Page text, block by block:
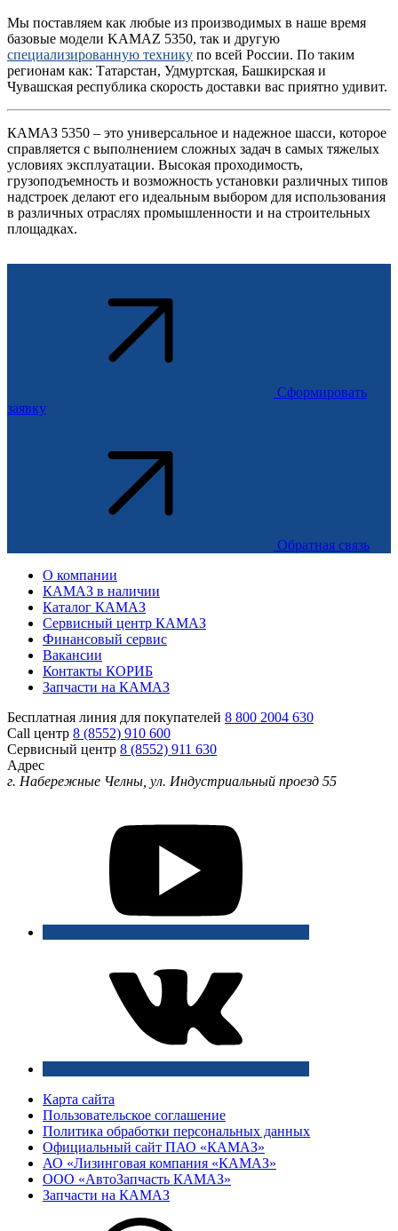
Мы поставляем как любые из производимых в наше время
базовые модели KAMAZ 5350, так и другую
специализированную технику по всей России. По таким
регионам как: Татарстан, Удмуртская, Башкирская и
Чувашская республика скорость доставки вас приятно удивит.
КАМАЗ 5350 – это универсальное и надежное шасси, которое
справляется с выполнением сложных задач в самых тяжелых
условиях эксплуатации. Высокая проходимость,
грузоподъемность и возможность установки различных типов
надстроек делают его идеальным выбором для использования
в различных отраслях промышленности и на строительных
площадках.
Сформировать
заявку
Обратная связь
О компании
КАМАЗ в наличии
Каталог КАМАЗ
Сервисный центр КАМАЗ
Финансовый сервис
Вакансии
Контакты КОРИБ
Запчасти на КАМАЗ
Бесплатная линия для покупателей 8 800 2004 630
Call центр 8 (8552) 910 600
Сервисный центр 8 (8552) 911 630
Адрес
г. Набережные Челны, ул. Индустриальный проезд 55
Карта сайта
Пользовательское соглашение
Политика обработки персональных данных
Официальный сайт ПАО «КАМАЗ»
АО «Лизинговая компания «КАМАЗ»
ООО «АвтоЗапчасть КАМАЗ»
Запчасти на КАМАЗ